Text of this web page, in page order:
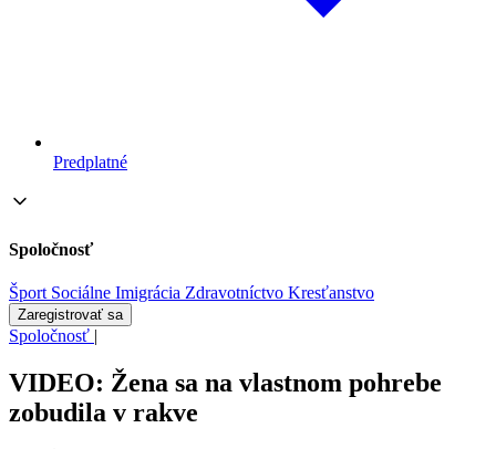
Predplatné
Spoločnosť
Šport Sociálne Imigrácia Zdravotníctvo Kresťanstvo
Zaregistrovať sa
Spoločnosť |
VIDEO: Žena sa na vlastnom pohrebe
zobudila v rakve